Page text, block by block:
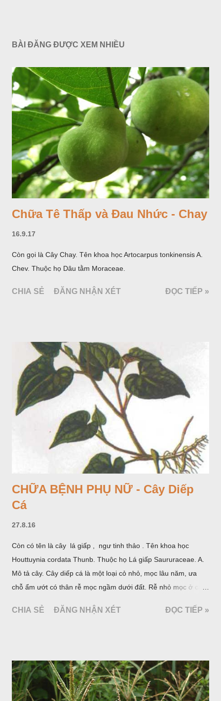
BÀI ĐĂNG ĐƯỢC XEM NHIỀU
Chữa Tê Thấp và Đau Nhức - Chay
16.9.17
Còn gọi là Cây Chay. Tên khoa học Artocarpus tonkinensis A.
Chev. Thuộc họ Dâu tằm Moraceae.
CHIA SẺ ĐĂNG NHẬN XÉT ĐỌC TIẾP »
CHỮA BỆNH PHỤ NỮ - Cây Diếp
Cá
27.8.16
Còn có tên là cây lá giấp , ngư tinh thảo . Tên khoa học
Houttuynia cordata Thunb. Thuộc họ Lá giấp Saururaceae. A.
Mô tả cây. Cây diếp cá là một loại cỏ nhỏ, mọc lâu năm, ưa
chỗ ẩm ướt có thân rễ mọc ngầm dưới đất. Rễ nhỏ mọc ở các
cách, hình tim, đầu lá, hơi nhọn hay nhọn hẳn. Hoa nhỏ màu
cá. Hoa nở về mùa hạ vào các tháng 5-8. (Hình dưới).
CHIA SẺ ĐĂNG NHẬN XÉT ĐỌC TIẾP »